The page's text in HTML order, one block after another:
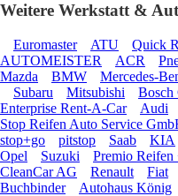
Weitere Werkstatt &
Euromaster ATU Quick
AUTOMEISTER
ACR
Mazda
BMW Mercedes-
Subaru
Mitsubishi Bosch
Enterprise Rent-A-Car
Audi
Stop Reifen Auto Service
stop+go
pitstop Saab KIA
Opel
Suzuki Premio Reifen
CleanCar AG
Renault Fiat
Buchbinder
Autohaus König